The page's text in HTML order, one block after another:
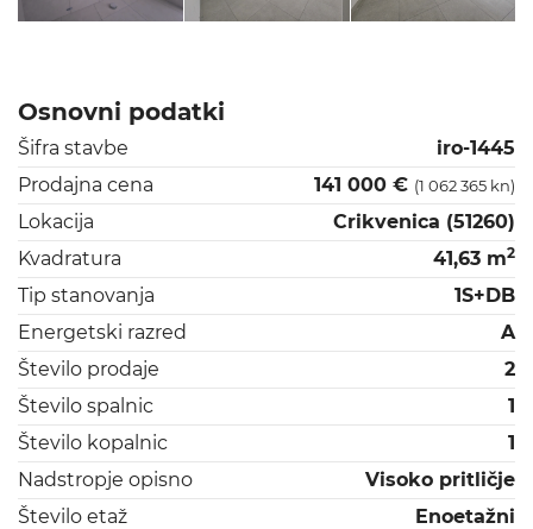
Osnovni podatki
Šifra stavbe
iro-1445
Prodajna cena
141 000 € (1 062 365 kn)
Lokacija
Crikvenica (51260)
Kvadratura
41,63 m2
Tip stanovanja
1S+DB
Energetski razred
A
Število prodaje
2
Število spalnic
1
Število kopalnic
1
Nadstropje opisno
Visoko pritličje
Število etaž
Enoetažni